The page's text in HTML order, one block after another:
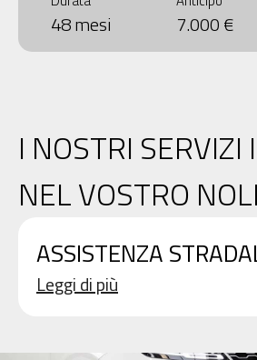
48 mesi 7.000 €
I NOSTRI SERVIZI
NEL VOSTRO
ASSISTENZA
Leggi di più